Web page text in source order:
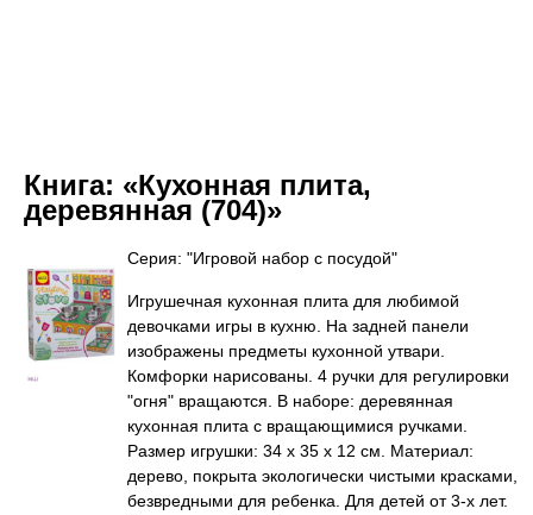
Книга: «Кухонная плита,
деревянная (704)»
Серия: "Игровой набор с посудой"
Игрушечная кухонная плита для любимой
девочками игры в кухню. На задней панели
изображены предметы кухонной утвари.
Комфорки нарисованы. 4 ручки для регулировки
"огня" вращаются. В наборе: деревянная
кухонная плита с вращающимися ручками.
Размер игрушки: 34 х 35 х 12 см. Материал:
дерево, покрыта экологически чистыми красками,
безвредными для ребенка. Для детей от 3-х лет.